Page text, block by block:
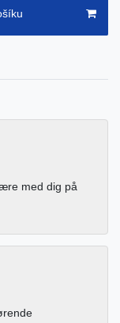
med dig på